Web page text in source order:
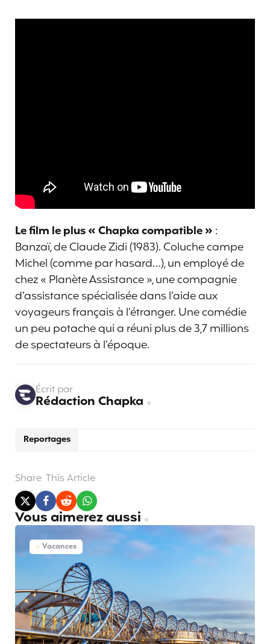
Le film le plus « Chapka compatible » :
Banzaï, de Claude Zidi (1983). Coluche campe
Michel (comme par hasard…), un employé de
chez « Planète Assistance », une compagnie
d’assistance spécialisée dans l’aide aux
voyageurs français à l’étranger. Une comédie
un peu potache qui a réuni plus de 3,7 millions
de spectateurs à l’époque.
Reportages
Écrit par
Rédaction Chapka
Share This Article
Vous aimerez aussi
Vacances